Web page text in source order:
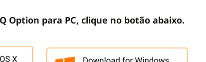
Option para PC, clique no botão abaixo.